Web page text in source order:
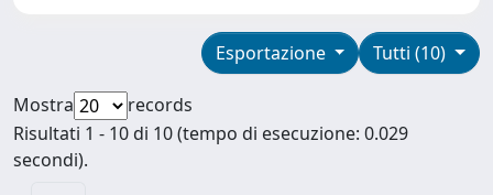
Tutti (10)
Esportazione
Mostra
records
Risultati 1 - 10 di 10 (tempo di esecuzione: 0.029
secondi).